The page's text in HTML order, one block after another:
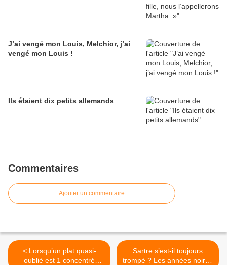
J’ai vengé mon Louis, Melchior, j’ai
vengé mon Louis !
Ils étaient dix petits allemands
Commentaires
Ajouter un commentaire
< Lorsqu’un plat quasi-
oublié est 1 concentré
Sartre s’est-il toujours
trompé ? Les années noires